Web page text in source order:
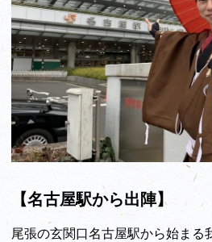
【名古屋駅から出陣】
尾張の玄関口名古屋駅から始まる